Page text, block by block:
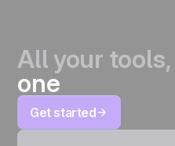
All your tools,
one
Get started